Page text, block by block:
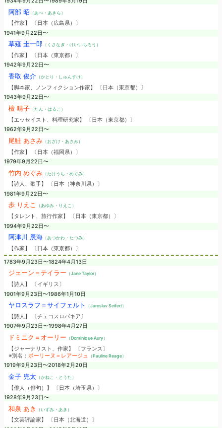
阿部 昭 （あべ・あきら）
【作家】 〔日本（広島県）〕
1941年9月22日〜
草薙 圭一郎（くさなぎ・けいいちろう）
【作家】 〔日本（東京都）〕
1942年9月22日〜
香取 俊介（かとり・しゅんすけ）
【脚本家、ノンフィクション作家】 〔日本（東京都）〕
1943年9月22日〜
檀 晴子（だん・はるこ）
【エッセイスト、料理研究家】 〔日本（東京都）〕
1962年9月22日〜
尾鮭 あさみ（おざけ・あさみ）
【作家】 〔日本（福岡県）〕
1979年9月22日〜
竹内 めぐみ（たけうち・めぐみ）
【詩人、歌手】 〔日本（神奈川県）〕
1981年9月22日〜
歩 りえこ （あゆみ・りえこ）
【タレント、旅行作家】 〔日本（東京都）〕
1994年9月22日〜
阿津川 辰海（あつかわ・たつみ）
【作家】 〔日本（東京都）〕
1783年9月23日〜1824年4月13日
ジェーン＝テイラー （Jane Taylor）
【詩人】 〔イギリス〕
1901年9月23日〜1986年1月10日
ヤロスラフ＝サイフェルト （Jaroslav Seifert）
【詩人】 〔チェコスロバキア〕
1907年9月23日〜1998年4月27日
ドミニク＝オーリー （Dominique Aury）
【ジャーナリスト、作家】 〔フランス〕
※別名： ポーリーヌ＝レアージュ （Pauline Reage）
1919年9月23日〜2018年2月20日
金子 兜太（かねこ・とうた）
【俳人（俳句）】 〔日本（埼玉県）〕
1928年9月23日〜
和泉 あき （いずみ・あき）
【文芸評論家】 〔日本（北海道）〕